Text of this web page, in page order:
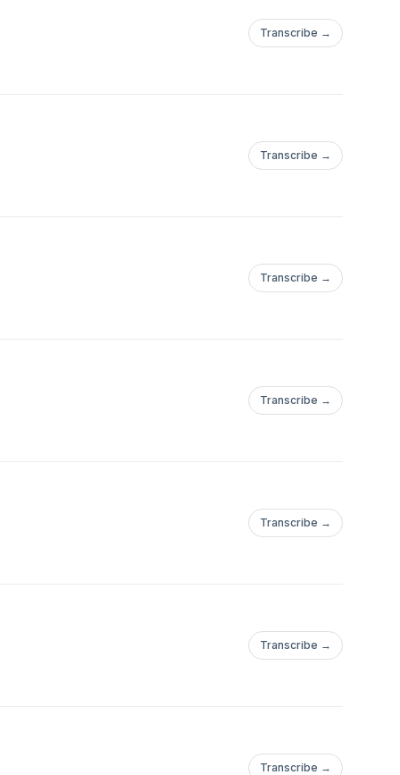
Transcribe →
Transcribe →
Transcribe →
Transcribe →
Transcribe →
Transcribe →
Transcribe →